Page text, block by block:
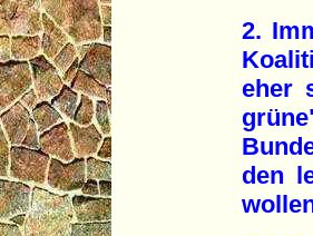
2.
eher
den